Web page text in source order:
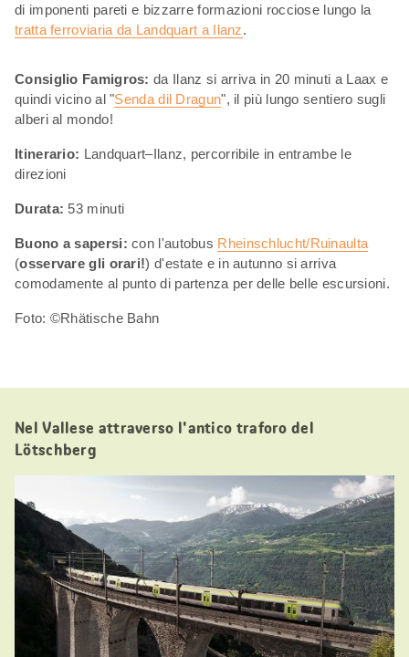
di imponenti pareti e bizzarre formazioni rocciose lungo la
tratta ferroviaria da Landquart a Ilanz.
Consiglio Famigros: da Ilanz si arriva in 20 minuti a Laax e
quindi vicino al "Senda dil Dragun", il più lungo sentiero sugli
alberi al mondo!
Itinerario: Landquart–Ilanz, percorribile in entrambe le
direzioni
Durata: 53 minuti
Buono a sapersi:con l'autobus Rheinschlucht/Ruinaulta
(osservare gli orari!) d'estate e in autunno si arriva
comodamente al punto di partenza per delle belle escursioni.
Foto: ©Rhätische Bahn
Nel Vallese attraverso l'antico traforo del
Lötschberg